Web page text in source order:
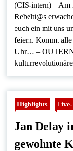
(CIS-intern) – Am
Rebelti@s
euch ein mit uns
feiern. Kommt
Uhr… –
Highlights
Jan Delay
gewohnte